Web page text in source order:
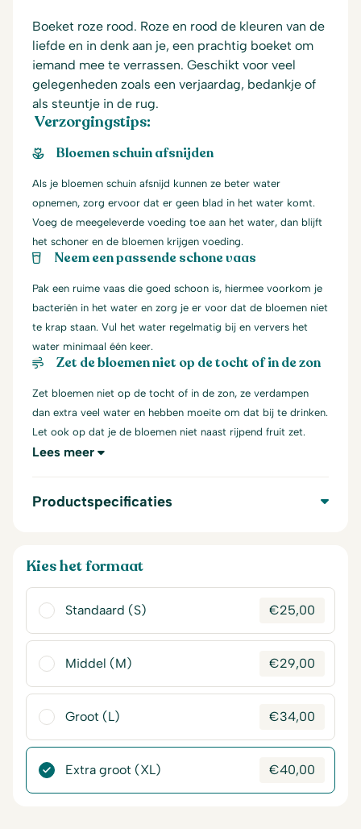
Boeket roze rood. Roze en rood de kleuren van de
liefde en in denk aan je, een prachtig boeket om
iemand mee te verrassen. Geschikt voor veel
gelegenheden zoals een verjaardag, bedankje of
als steuntje in de rug.
Verzorgingstips:
Bloemen schuin afsnijden
Als je bloemen schuin afsnijd kunnen ze beter water
opnemen, zorg ervoor dat er geen blad in het water komt.
Voeg de meegeleverde voeding toe aan het water, dan blijft
het schoner en de bloemen krijgen voeding.
Neem een passende schone vaas
Pak een ruime vaas die goed schoon is, hiermee voorkom je
bacteriën in het water en zorg je er voor dat de bloemen niet
te krap staan. Vul het water regelmatig bij en ververs het
water minimaal één keer.
Zet de bloemen niet op de tocht of in de zon
Zet bloemen niet op de tocht of in de zon, ze verdampen
dan extra veel water en hebben moeite om dat bij te drinken.
Let ook op dat je de bloemen niet naast rijpend fruit zet.
Lees meer
Productspecificaties
Kies het formaat
Standaard (S) €25,00
Middel (M) €29,00
Groot (L) €34,00
Extra groot (XL) €40,00